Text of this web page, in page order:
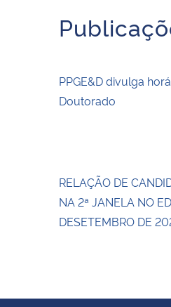
PPGE&D divulga
Doutorado
RELAÇÃO DE
NA 2ª JANELA NO
DESETEMBRO DE